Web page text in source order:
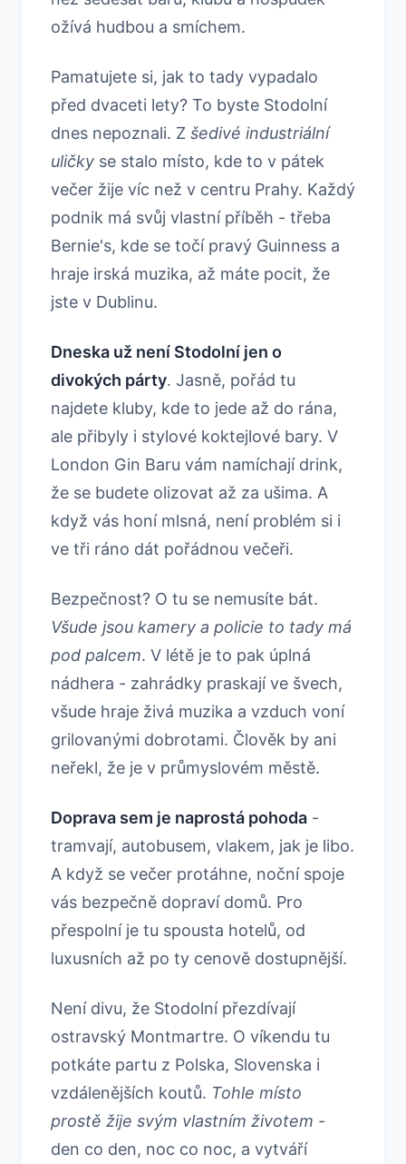
ožívá hudbou a smíchem.
Pamatujete si, jak to tady vypadalo
před dvaceti lety? To byste Stodolní
dnes nepoznali. Z šedivé industriální
uličky se stalo místo, kde to v pátek
večer žije víc než v centru Prahy. Každý
podnik má svůj vlastní příběh - třeba
Bernie's, kde se točí pravý Guinness a
hraje irská muzika, až máte pocit, že
jste v Dublinu.
Dneska už není Stodolní jen o
divokých párty. Jasně, pořád tu
najdete kluby, kde to jede až do rána,
ale přibyly i stylové koktejlové bary. V
London Gin Baru vám namíchají drink,
že se budete olizovat až za ušima. A
když vás honí mlsná, není problém si i
ve tři ráno dát pořádnou večeři.
Bezpečnost? O tu se nemusíte bát.
Všude jsou kamery a policie to tady má
pod palcem. V létě je to pak úplná
nádhera - zahrádky praskají ve švech,
všude hraje živá muzika a vzduch voní
grilovanými dobrotami. Člověk by ani
neřekl, že je v průmyslovém městě.
Doprava sem je naprostá pohoda -
tramvají, autobusem, vlakem, jak je libo.
A když se večer protáhne, noční spoje
vás bezpečně dopraví domů. Pro
přespolní je tu spousta hotelů, od
luxusních až po ty cenově dostupnější.
Není divu, že Stodolní přezdívají
ostravský Montmartre. O víkendu tu
potkáte partu z Polska, Slovenska i
vzdálenějších koutů. Tohle místo
prostě žije svým vlastním životem -
den co den, noc co noc, a vytváří